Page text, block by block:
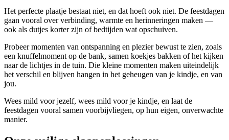
Het perfecte plaatje bestaat niet, en dat hoeft ook niet. De feestdagen
gaan vooral over verbinding, warmte en herinneringen maken —
ook als dutjes korter zijn of bedtijden wat opschuiven.
Probeer momenten van ontspanning en plezier bewust te zien, zoals
een knuffelmoment op de bank, samen koekjes bakken of het kijken
naar de lichtjes in de tuin. Die kleine momenten maken uiteindelijk
het verschil en blijven hangen in het geheugen van je kindje, en van
jou.
Wees mild voor jezelf, wees mild voor je kindje, en laat de
feestdagen vooral samen voorbijvliegen, op hun eigen, onverwachte
manier.